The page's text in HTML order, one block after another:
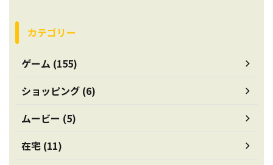
カテゴリー
ゲーム (155)
ショッピング (6)
ムービー (5)
在宅 (11)